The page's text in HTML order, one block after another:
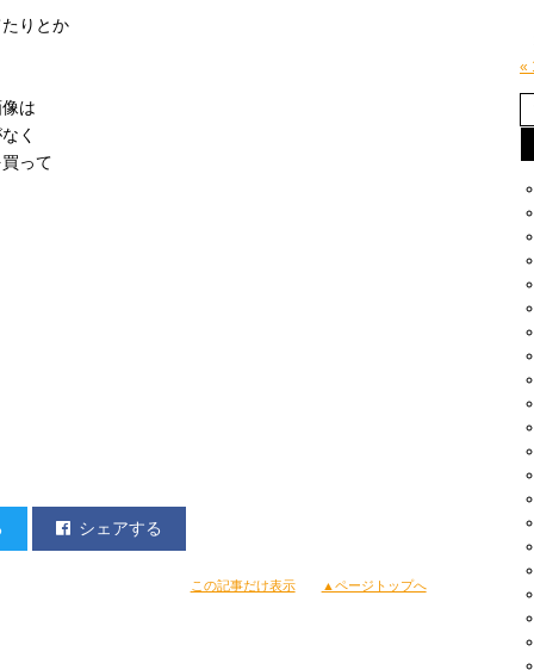
りとか
は
く
って
シェアする
この記事だけ表示 ▲ページトップへ
«